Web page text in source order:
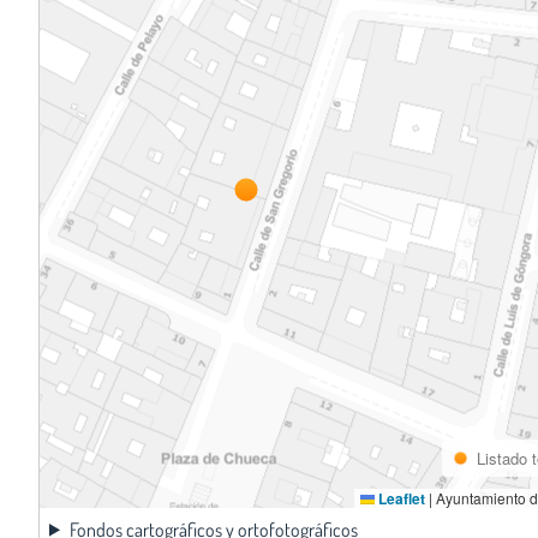
Listado
Leaflet | Ayuntamiento
Fondos cartográficos y ortofotográficos